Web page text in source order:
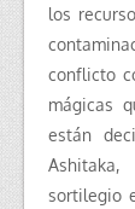
los
conflicto
mágicas
están
sortilegio